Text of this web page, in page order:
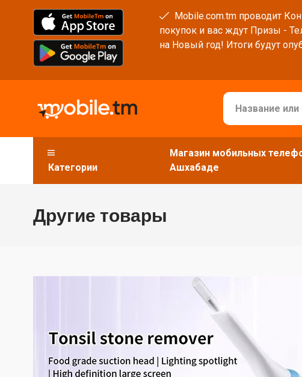
Mobile.com.tm проводит
покупок и вас ждут Призы -
на Новый год! Итоги будут
Категории
Магазин мобильных
Ашхабаде
Другие товары